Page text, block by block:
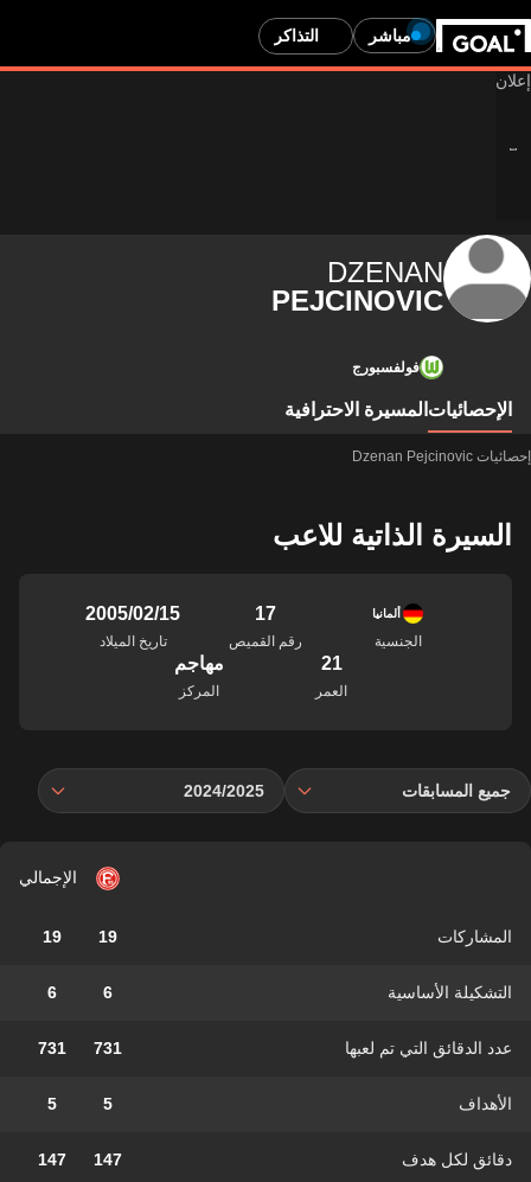
مباشر التذاكر
DZENAN
PEJCINOVIC
فولفسبورج
الإحصائيات المسيرة الاحترافية
إحصائيات Dzenan Pejcinovic
السيرة الذاتية للاعب
ألمانيا
الجنسية
17
رقم القميص
15‏/02‏/2005
تاريخ الميلاد
21
العمر
مهاجم
المركز
جميع المسابقات 2024/2025
الإجمالي
المشاركات 19
19
التشكيلة الأساسية 6
6
عدد الدقائق التي تم لعبها 731
731
الأهداف 5
5
دقائق لكل هدف 147
147